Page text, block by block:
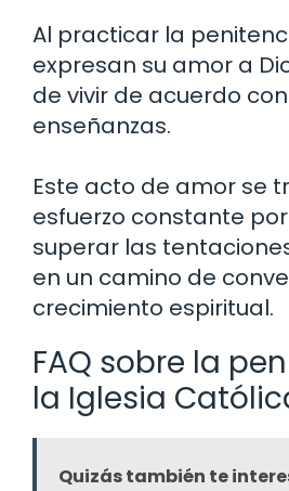
Al practicar la
expresan su amor a
de vivir de acuerdo
enseñanzas.
Este acto de amor se
esfuerzo constante
superar las
en un camino de
crecimiento espiritual.
FAQ sobre la
la Iglesia
Quizás también te